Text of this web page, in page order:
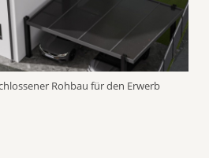
Rohbau für den Erwerb